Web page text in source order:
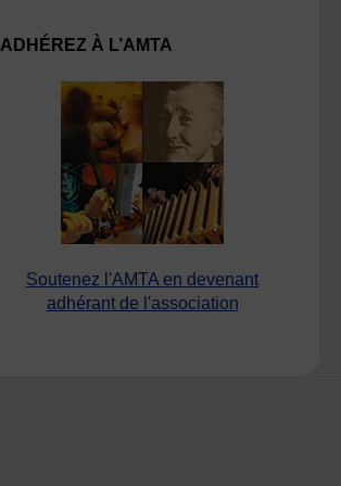
ADHÉREZ À L’AMTA
Soutenez l'AMTA en devenant
adhérant de l'association